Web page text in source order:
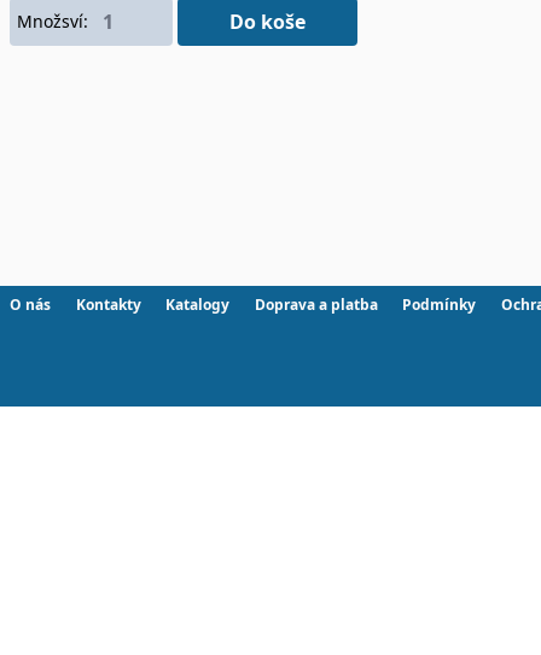
Množsví: Do koše
O nás Kontakty Katalogy Doprava a platba Podmínky